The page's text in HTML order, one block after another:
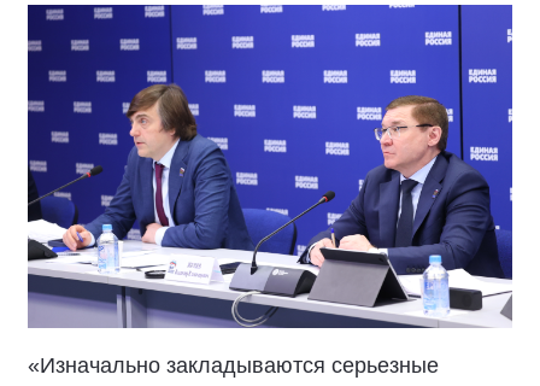
«Изначально закладываются серьезные